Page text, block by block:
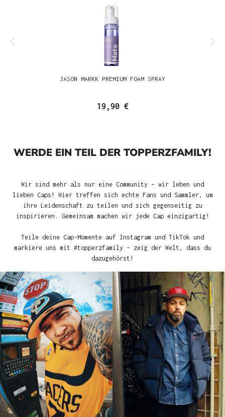
JASON MARKK PREMIUM FOAM SPRAY
19,90 €
WERDE EIN TEIL DER TOPPERZFAMILY!
Wir sind mehr als nur eine Community – wir leben und
lieben Caps! Hier treffen sich echte Fans und Sammler, um
ihre Leidenschaft zu teilen und sich gegenseitig zu
inspirieren. Gemeinsam machen wir jede Cap einzigartig!
Teile deine Cap-Momente auf Instagram und TikTok und
markiere uns mit #topperzfamily – zeig der Welt, dass du
dazugehörst!